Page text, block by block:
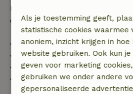
Daarna krijg je een deel van de
de borg terugbetaald:
• tot 42 dagen voor aankomst:
• 42–28 dagen voor aankomst:
• 28 dagen tot de aankomstdag:
• op de aankomstdag of later:
Als je toestemming geeft,
statistische cookies waarmee
anoniem, inzicht krijgen in
website gebruiken. Ook kun
geven voor marketing
gebruiken we onder andere
gepersonaliseerde